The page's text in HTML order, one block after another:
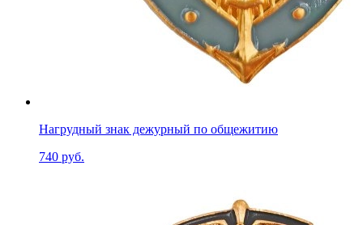
Нагрудный знак дежурный по общежитию
740 руб.